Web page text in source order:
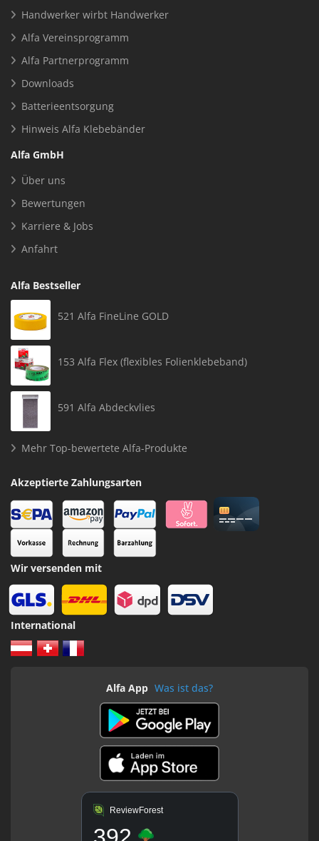
Handwerker wirbt Handwerker
Alfa Vereinsprogramm
Alfa Partnerprogramm
Downloads
Batterieentsorgung
Hinweis Alfa Klebebänder
Alfa GmbH
Über uns
Bewertungen
Karriere & Jobs
Anfahrt
Alfa Bestseller
521 Alfa FineLine GOLD
153 Alfa Flex (flexibles Folienklebeband)
591 Alfa Abdeckvlies
Mehr Top-bewertete Alfa-Produkte
Akzeptierte Zahlungsarten
Wir versenden mit
International
Alfa App Was ist das?
ReviewForest